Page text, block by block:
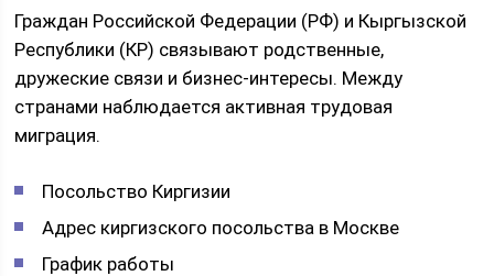
Граждан Российской Федерации (РФ) и Кыргызской
Республики (КР) связывают родственные,
дружеские связи и бизнес-интересы. Между
странами наблюдается активная трудовая
миграция.
Посольство Киргизии
Адрес киргизского посольства в Москве
График работы